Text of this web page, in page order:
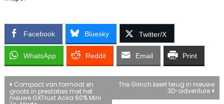
Facebook Bluesky Twitter/X
WhatsApp Reddit Email Print
Bericht
Compact van formaat en
groots in prestaties met het
nieuwe GXTrust Acira 60% Mini
The Grinch keert terug in nieuwe
3D-adventure